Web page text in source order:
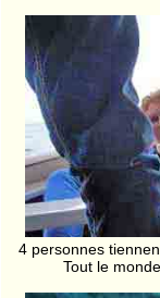
4 personnes
Tout le